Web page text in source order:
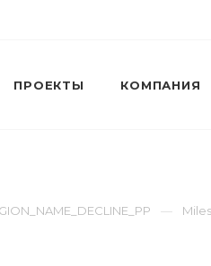
ПРОЕКТЫ КОМПАНИЯ